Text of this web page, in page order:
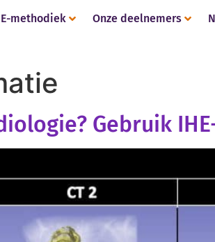
methodiek Onze deelnemers
Gebruik